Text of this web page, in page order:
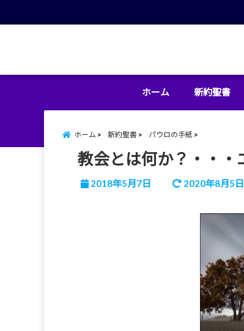
ホーム 新約聖書
ホーム 新約聖書 パウロの手紙
教会とは何か？・・・
2018年5月7日 2020年8月5日